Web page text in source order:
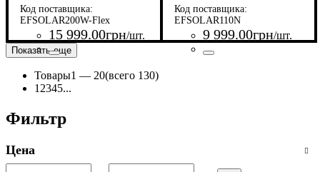
EFSOLAR200W-Flex
15 999.00грн/шт.
Страна-производитель
США
Серия: Solar Panel
EFSOLAR110N
9 999.00грн/шт.
Показать еще
Товары1 — 20(всего 130)
1 2345...
Фильтр
Цена